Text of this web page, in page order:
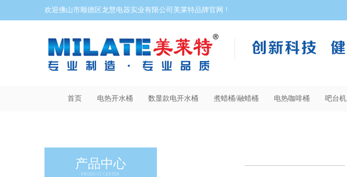
欢迎佛山市顺德区龙慧电器实业有限公司美莱特品牌官网 !
首页 电热开水桶 数显款电开水桶 煮蜡桶/融蜡桶 电热咖啡桶 吧台机
产品中心
PRODUCT CENTER
——————————————